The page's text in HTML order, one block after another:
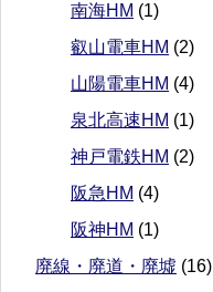
南海HM (1)
叡山電車HM (2)
山陽電車HM (4)
泉北高速HM (1)
神戸電鉄HM (2)
阪急HM (4)
阪神HM (1)
廃線・廃道・廃墟 (16)